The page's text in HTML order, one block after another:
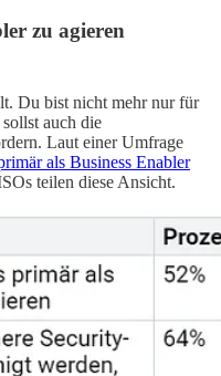
zu agieren
Du bist nicht mehr nur für
auch die
Laut einer Umfrage
als Business Enabler
teilen diese Ansicht.